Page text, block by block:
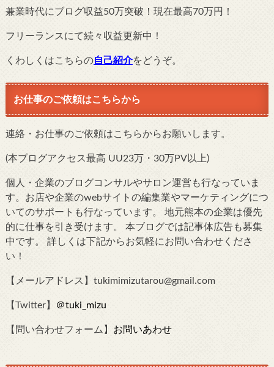
兼業時代にブログ収益50万突破！現在最高70万円！
フリーランスにて続々収益更新中！
くわしくはこちらの自己紹介をどうぞ。
お仕事のご依頼はこちらから
連絡・お仕事のご依頼はこちらからお願いします。
(本ブログアクセス最高 UU23万・30万PV以上)
個人・企業のブログコンサルやサロン運営も行なっていま
す。お店や企業のwebサイトの編集業やマーケティングにつ
いてのサポートも行なっています。 地元熊本の企業は優先
的に仕事を引き受けます。 本ブログでは記事体広告も募集
中です。 詳しくは下記からお気軽にお問い合わせくださ
い！
【メールアドレス】tukimimizutarou@gmail.com
【Twitter】 ＠tuki_mizu
【問い合わせフォーム】 お問いあわせ